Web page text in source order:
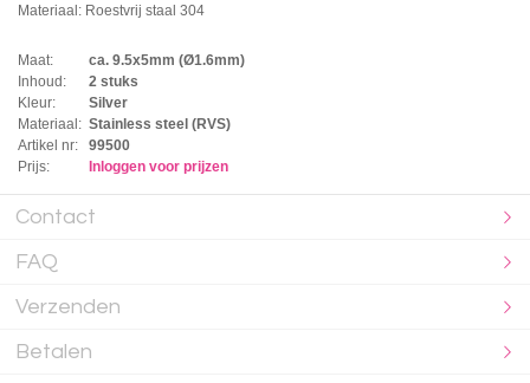
Materiaal: Roestvrij staal 304
Maat:
ca. 9.5x5mm (Ø1.6mm)
Inhoud:
2 stuks
Kleur:
Silver
Materiaal: Stainless steel (RVS)
Artikel nr:
99500
Prijs:
Inloggen voor prijzen
Contact
FAQ
Verzenden
Betalen